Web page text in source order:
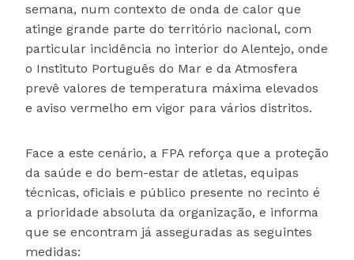
semana, num contexto de onda de calor que
atinge grande parte do território nacional, com
particular incidência no interior do Alentejo, onde
o Instituto Português do Mar e da Atmosfera
prevê valores de temperatura máxima elevados
e aviso vermelho em vigor para vários distritos.
Face a este cenário, a FPA reforça que a proteção
da saúde e do bem-estar de atletas, equipas
técnicas, oficiais e público presente no recinto é
a prioridade absoluta da organização, e informa
que se encontram já asseguradas as seguintes
medidas: